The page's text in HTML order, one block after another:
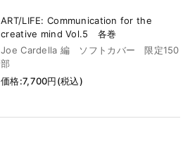
ART/LIFE: Communication for the
creative mind Vol.5 各巻
Joe Cardella 編 ソフトカバー 限定150
部
価格:7,700円(税込)